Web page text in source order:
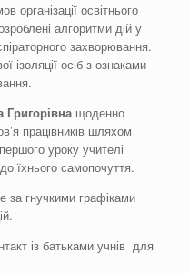
організації освітнього
алгоритми дій у
захворювання.
ізоляції осіб з ознаками
щоденно
працівників шляхом
уроку учителі
їхнього самопочуття.
за гнучкими графіками
із батьками учнів для